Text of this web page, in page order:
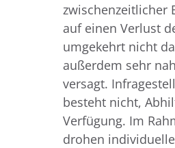
zwischenzeitlicher
auf einen Verlust
umgekehrt nicht
außerdem sehr
versagt.
besteht nicht,
Verfügung. Im
drohen